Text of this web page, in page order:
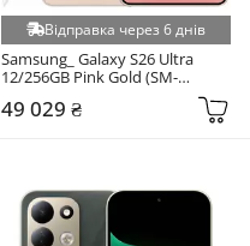
Відправка через 6 днів
Samsung_ Galaxy S26 Ultra
12/256GB Pink Gold (SM-
49 029 ₴